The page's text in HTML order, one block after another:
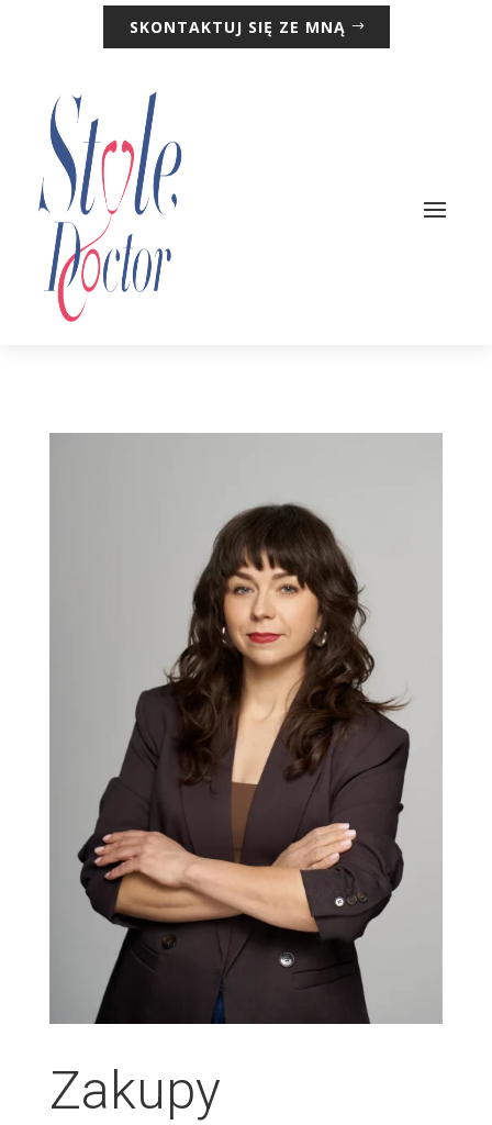
SKONTAKTUJ SIĘ ZE MNĄ
Zakupy